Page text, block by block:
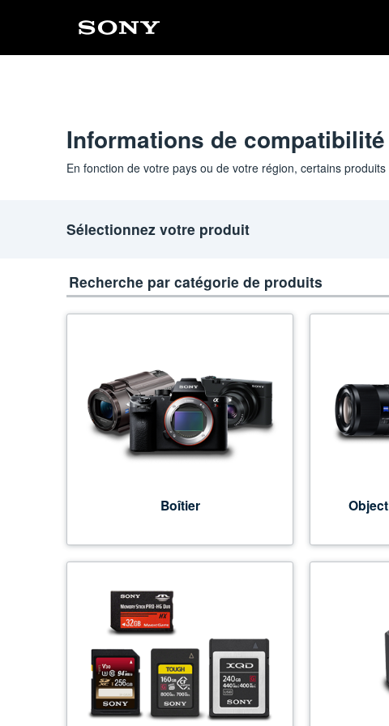
Informations de
En fonction de votre pays ou de votre région, certains
Sélectionnez votre produit
Recherche par catégorie de produits
Boîtier